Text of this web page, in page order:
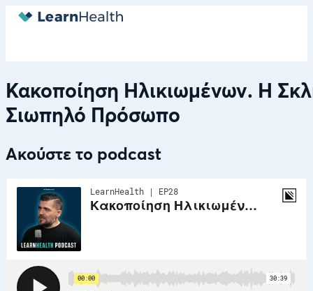
Κακοποίηση Ηλικιωμένων. Η
Σιωπηλό Πρόσωπο
Ακούστε το podcast